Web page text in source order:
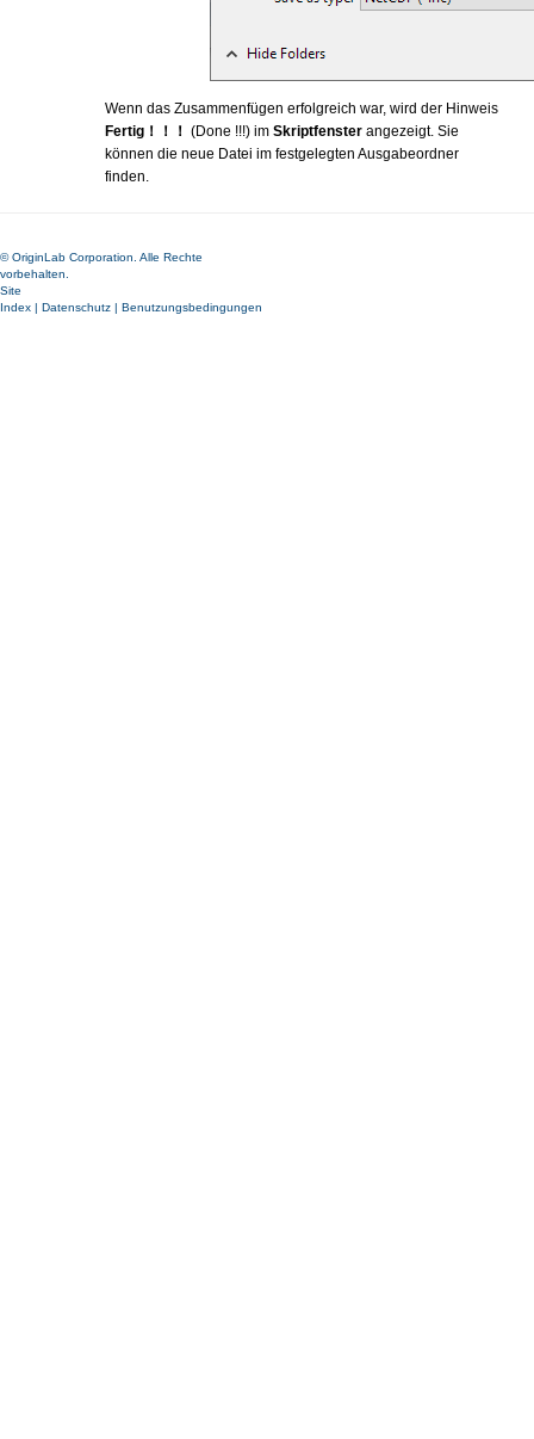
Wenn das Zusammenfügen erfolgreich war, wird der Hinweis
Fertig！！！ (Done !!!) im Skriptfenster angezeigt. Sie
können die neue Datei im festgelegten Ausgabeordner
finden.
© OriginLab Corporation. Alle Rechte
vorbehalten.
Site
Index | Datenschutz | Benutzungsbedingungen